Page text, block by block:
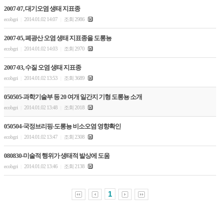
2007-07, 대기오염 생태 지표종
ecobgri 2014.01.02 14:07 조회 2986
2007-05, 폐광산 오염 생태 지표종을 도롱뇽
ecobgri 2014.01.02 14:03 조회 2970
2007-03, 수질 오염 생태 지표종
ecobgri 2014.01.02 13:53 조회 3689
050505-과학기술부 등 20 여개 일간지 기형 도롱뇽 소개
ecobgri 2014.01.02 13:48 조회 2018
050504-국정브리핑-도롱뇽 비소오염 영향확인
ecobgri 2014.01.02 13:47 조회 2308
080830-미술적 행위가 생태적 발상에 도움
ecobgri 2014.01.02 13:46 조회 2138
1